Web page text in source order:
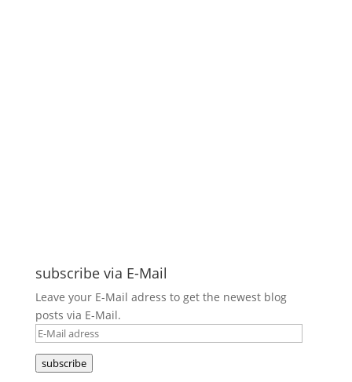
subscribe via E-Mail
Leave your E-Mail adress to get the newest blog
posts via E-Mail.
E-
Mail
adress
subscribe